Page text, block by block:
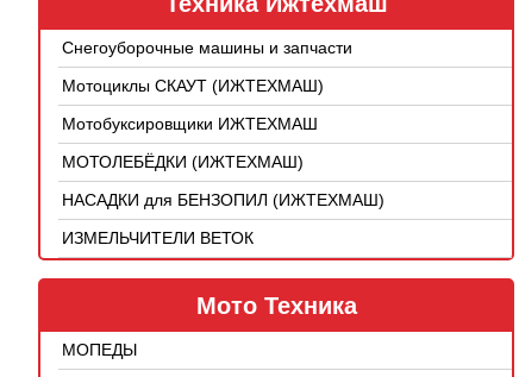
Снегоуборочные машины и запчасти
Мотоциклы СКАУТ (ИЖТЕХМАШ)
Мотобуксировщики ИЖТЕХМАШ
МОТОЛЕБЁДКИ (ИЖТЕХМАШ)
НАСАДКИ для БЕНЗОПИЛ (ИЖТЕХМАШ)
ИЗМЕЛЬЧИТЕЛИ ВЕТОК
Мото Техника
МОПЕДЫ